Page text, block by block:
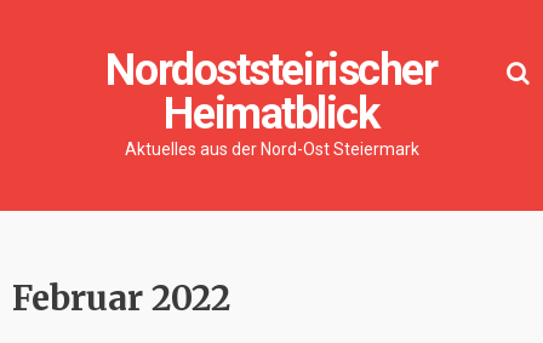
Nordoststeirischer
Heimatblick
Aktuelles aus der Nord-Ost Steiermark
Februar 2022